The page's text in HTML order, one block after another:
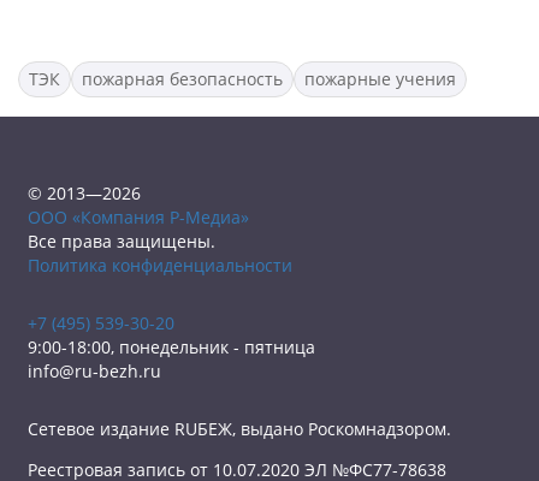
ТЭК пожарная безопасность пожарные учения
© 2013—2026
ООО «Компания Р-Медиа»
Все права защищены.
Политика конфиденциальности
+7 (495) 539-30-20
9:00-18:00, понедельник - пятница
info@ru-bezh.ru
Сетевое издание RUБЕЖ, выдано Роскомнадзором.
Реестровая запись от 10.07.2020 ЭЛ №ФС77-78638